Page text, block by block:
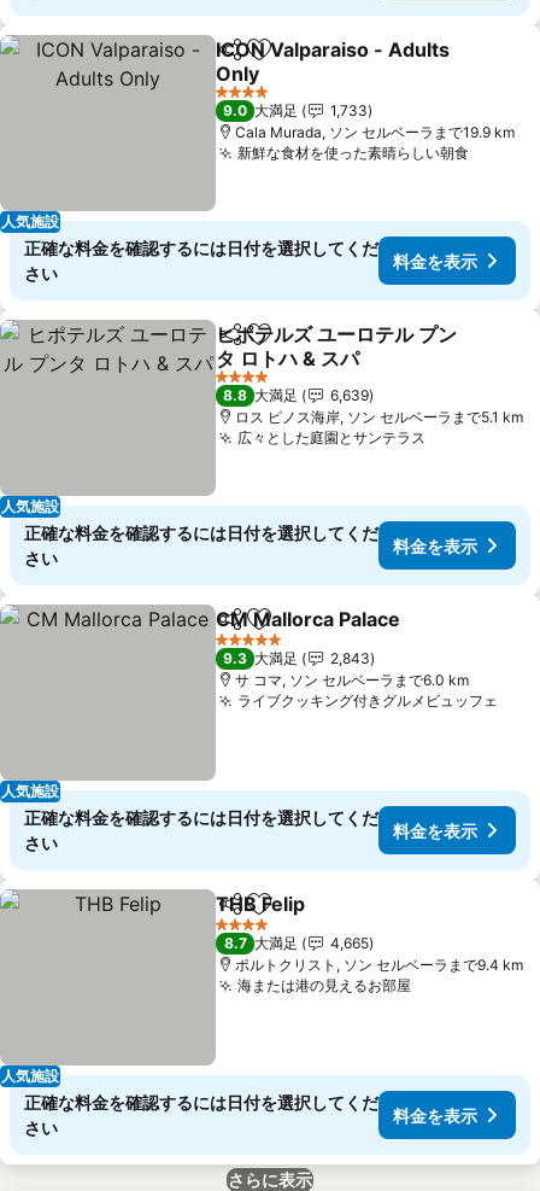
人気施設
シェアお気に入りに追加
ICON Valparaiso - Adults
Only
4 ホテルのランク
9.0 大満足
1,733
Cala Murada, ソン セルベーラまで19.9 km
新鮮な食材を使った素晴らしい朝食
正確な料金を確認するには日付を選択してくだ
さい
料金を表示
人気施設
シェアお気に入りに追加
ヒポテルズ ユーロテル プン
タ ロトハ & スパ
4 ホテルのランク
8.8 大満足
6,639
ロス ピノス海岸, ソン セルベーラまで5.1 km
広々とした庭園とサンテラス
正確な料金を確認するには日付を選択してくだ
さい
料金を表示
人気施設
シェアお気に入りに追加
CM Mallorca Palace
5 ホテルのランク
9.3 大満足
2,843
サ コマ, ソン セルベーラまで6.0 km
ライブクッキング付きグルメビュッフェ
正確な料金を確認するには日付を選択してくだ
さい
料金を表示
人気施設
シェアお気に入りに追加
THB Felip
4 ホテルのランク
8.7 大満足
4,665
ポルトクリスト, ソン セルベーラまで9.4 km
海または港の見えるお部屋
正確な料金を確認するには日付を選択してくだ
さい
料金を表示
さらに表示